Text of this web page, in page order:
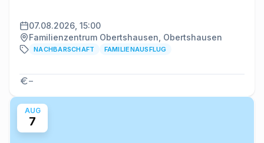
07.08.2026, 15:00
Familienzentrum Obertshausen, Obertshausen
NACHBARSCHAFT FAMILIENAUSFLUG
–
AUG
7